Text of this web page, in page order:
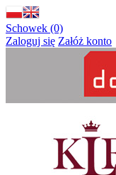
Schowek (0)
Zaloguj się Załóż konto